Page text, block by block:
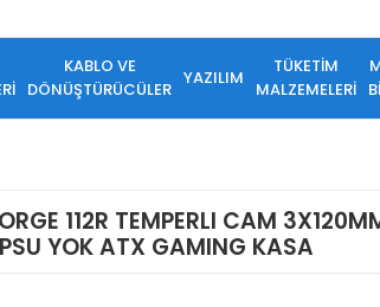
KABLO VE
DÖNÜŞTÜRÜCÜLER
YAZILIM
TÜKETİM
MALZEMELERİ
112R TEMPERLI CAM
YOK ATX GAMING KASA